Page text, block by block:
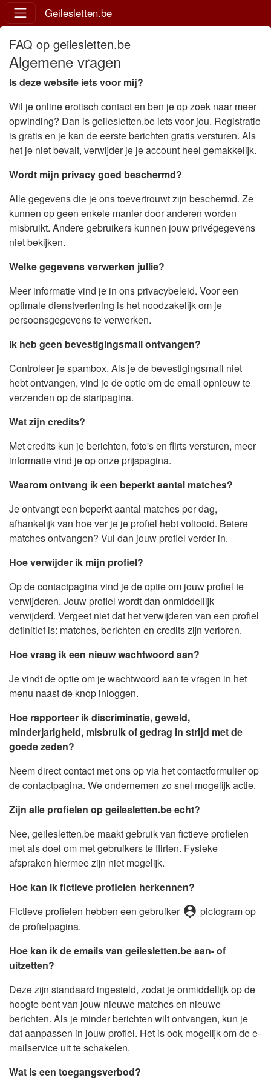
Geilesletten.be
FAQ op geilesletten.be
Algemene vragen
Is deze website iets voor mij?
Wil je online erotisch contact en ben je op zoek naar meer
opwinding? Dan is geilesletten.be iets voor jou. Registratie
is gratis en je kan de eerste berichten gratis versturen. Als
het je niet bevalt, verwijder je je account heel gemakkelijk.
Wordt mijn privacy goed beschermd?
Alle gegevens die je ons toevertrouwt zijn beschermd. Ze
kunnen op geen enkele manier door anderen worden
misbruikt. Andere gebruikers kunnen jouw privégegevens
niet bekijken.
Welke gegevens verwerken jullie?
Meer informatie vind je in ons privacybeleid. Voor een
optimale dienstverlening is het noodzakelijk om je
persoonsgegevens te verwerken.
Ik heb geen bevestigingsmail ontvangen?
Controleer je spambox. Als je de bevestigingsmail niet
hebt ontvangen, vind je de optie om de email opnieuw te
verzenden op de startpagina.
Wat zijn credits?
Met credits kun je berichten, foto's en flirts versturen, meer
informatie vind je op onze prijspagina.
Waarom ontvang ik een beperkt aantal matches?
Je ontvangt een beperkt aantal matches per dag,
afhankelijk van hoe ver je je profiel hebt voltooid. Betere
matches ontvangen? Vul dan jouw profiel verder in.
Hoe verwijder ik mijn profiel?
Op de contactpagina vind je de optie om jouw profiel te
verwijderen. Jouw profiel wordt dan onmiddellijk
verwijderd. Vergeet niet dat het verwijderen van een profiel
definitief is: matches, berichten en credits zijn verloren.
Hoe vraag ik een nieuw wachtwoord aan?
Je vindt de optie om je wachtwoord aan te vragen in het
menu naast de knop inloggen.
Hoe rapporteer ik discriminatie, geweld,
minderjarigheid, misbruik of gedrag in strijd met de
goede zeden?
Neem direct contact met ons op via het contactformulier op
de contactpagina. We ondernemen zo snel mogelijk actie.
Zijn alle profielen op geilesletten.be echt?
Nee, geilesletten.be maakt gebruik van fictieve profielen
met als doel om met gebruikers te flirten. Fysieke
afspraken hiermee zijn niet mogelijk.
Hoe kan ik fictieve profielen herkennen?
Fictieve profielen hebben een gebruiker person_pin pictogram op
de profielpagina.
Hoe kan ik de emails van geilesletten.be aan- of
uitzetten?
Deze zijn standaard ingesteld, zodat je onmiddellijk op de
hoogte bent van jouw nieuwe matches en nieuwe
berichten. Als je minder berichten wilt ontvangen, kun je
dat aanpassen in jouw profiel. Het is ook mogelijk om de e-
mailservice uit te schakelen.
Wat is een toegangsverbod?